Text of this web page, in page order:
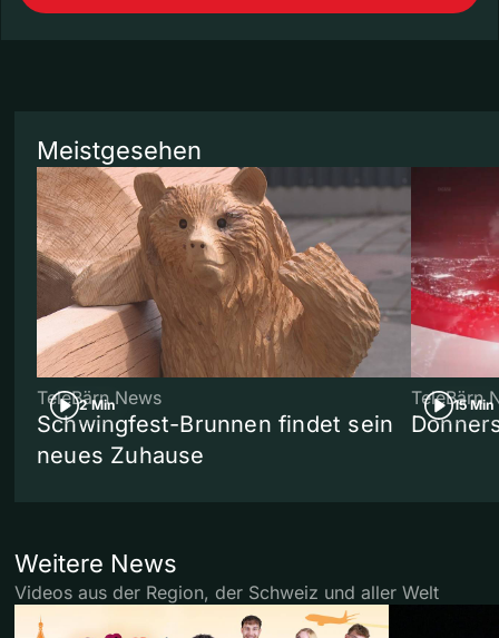
Meistgesehen
2 Min
TeleBärn News
Schwingfest-Brunnen findet sein
neues Zuhause
15 Min
TeleBärn
Weitere News
Videos aus der Region, der Schweiz und aller Welt